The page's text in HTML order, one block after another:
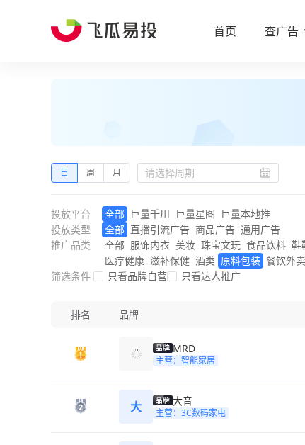
首页 查广告
日 周 月
投放平台 全部 巨量千川 巨量星图 巨量本地推
投放类型
全部 直播引流广告 商品广告 通用广告
推广品类
全部 服饰内衣 美妆 珠宝文玩 食品饮料 鞋
医疗健康 滋补保健 酒类 原料包装 餐饮外卖
筛选条件
只看品牌自营 只看达人推广
排名 品牌
MRD
主营：智能家居
大 大音
主营：3C数码家电